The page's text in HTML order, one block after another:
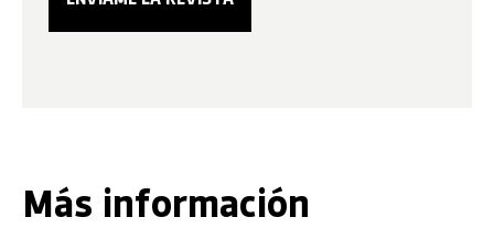
Más información